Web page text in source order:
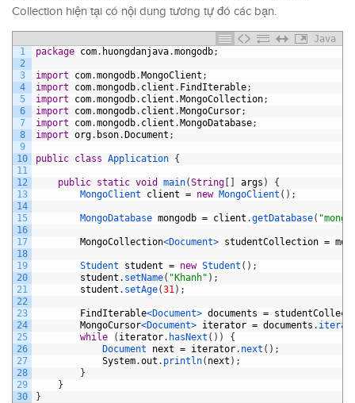
Collection hiện tại có nội dung tương tự đó các bạn.
Java
1
2
3
4
5
6
7
8
9
10
11
12
13
14
15
16
17
18
19
20
21
22
23
24
25
26
27
28
29
30
package com. huongdanjava.mongodb;
import com.mongodb.MongoClient ;
import
com.mongodb. client . FindIterable;
import
com.mongodb. client .MongoCollection;
import
com.mongodb. client .MongoCursor;
import
com.mongodb. client .MongoDatabase;
import org. bson.Document ;
public class Application {
public static void main(String [ ] args )
{
MongoClient client = new MongoClient ( ) ;
MongoDatabase mongodb = client .getDatabase(
MongoCollection<Document> studentCollection =
Student student = new Student ( ) ;
student . setName( "Khanh" ) ;
student . setAge(31 ) ;
FindIterable<Document> documents =
MongoCursor<Document> iterator = documents .
while
( iterator. hasNext ( ) )
{
Document next = iterator. next ( ) ;
System.out . println( next ) ;
}
}
}